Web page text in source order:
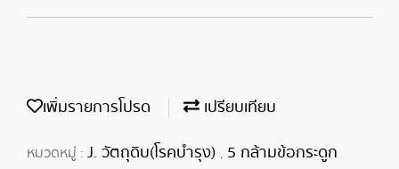
เพิ่มรายการโปรด เปรียบเทียบ
หมวดหมู่ : J. วัตถุดิบ(โรคบำรุง) , 5 กล้ามข้อกระดูก